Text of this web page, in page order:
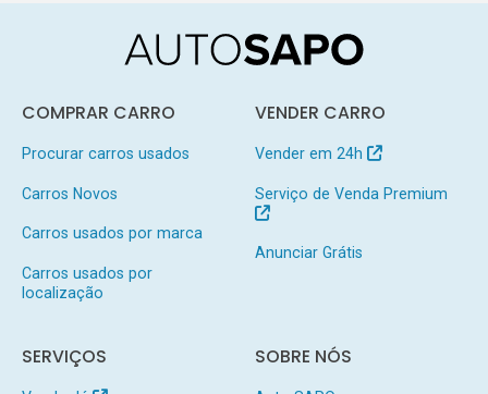
COMPRAR CARRO
Procurar carros usados
Carros Novos
Carros usados por marca
Carros usados por
localização
VENDER CARRO
Vender em 24h
Serviço de Venda Premium
Anunciar Grátis
SERVIÇOS SOBRE NÓS